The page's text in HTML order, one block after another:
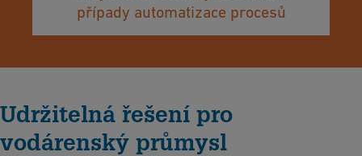
případy automatizace procesů
Udržitelná řešení pro
vodárenský průmysl